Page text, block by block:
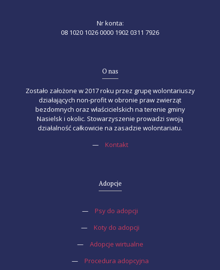
Nr konta:
08 1020 1026 0000 1902 0311 7926
O nas
Zostało założone w 2017 roku przez grupę wolontariuszy
działających non-profit w obronie praw zwierząt
bezdomnych oraz właścicielskich na terenie gminy
Nasielsk i okolic. Stowarzyszenie prowadzi swoją
działalność całkowicie na zasadzie wolontariatu.
—
Kontakt
Adopcje
—
Psy do adopcji
—
Koty do adopcji
—
Adopcje wirtualne
—
Procedura adopcyjna